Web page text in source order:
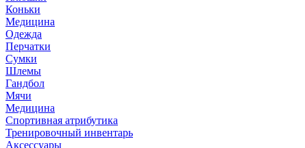
Коньки
Медицина
Одежда
Перчатки
Сумки
Шлемы
Гандбол
Мячи
Медицина
Спортивная атрибутика
Тренировочный инвентарь
Аксессуары